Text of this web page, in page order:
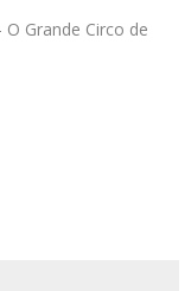
Grande Circo de